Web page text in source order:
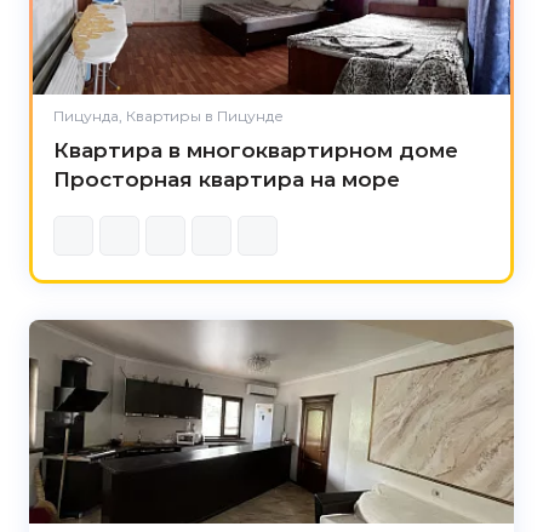
Пицунда, Квартиры в Пицунде
Квартира в многоквартирном доме
Просторная квартира на море